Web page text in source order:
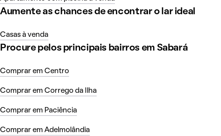
Aumente as chances de encontrar o lar ideal
Casas à venda
Procure pelos principais bairros em Sabará
Comprar em Centro
Comprar em Corrego da Ilha
Comprar em Paciência
Comprar em Adelmolândia